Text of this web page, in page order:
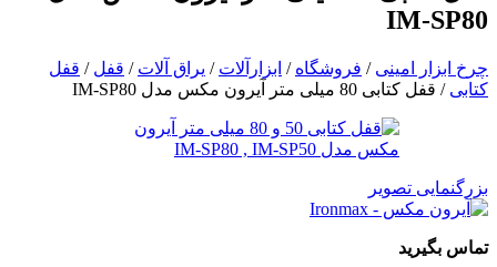
IM-SP80
چرخ ابزار امینی / فروشگاه / ابزارآلات / یراق آلات / قفل / قفل
کتابی / قفل کتابی 80 میلی متر آیرون مکس مدل IM-SP80
بزرگنمایی تصویر
تماس بگیرید